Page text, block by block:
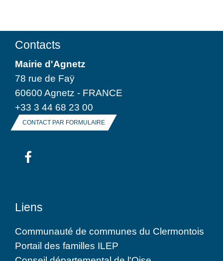
Contacts
Mairie d'Agnetz
78 rue de Faÿ
60600 Agnetz - FRANCE
+33 3 44 68 23 00
CONTACT PAR FORMULAIRE
Liens
Communauté de communes du Clermontois
Portail des familles ILEP